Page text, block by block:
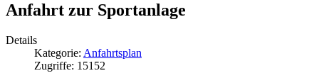
Anfahrt zur Sportanlage
Details
Kategorie: Anfahrtsplan
Zugriffe: 15152